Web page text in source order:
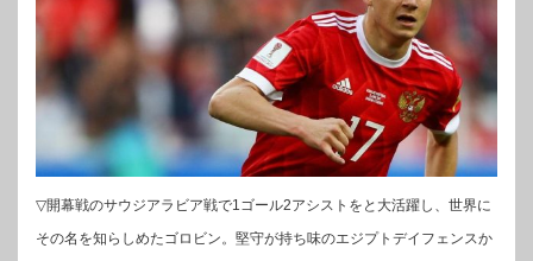
▽開幕戦のサウジアラビア戦で1ゴール2アシストをと大活躍し、世界に
その名を知らしめたゴロビン。堅守が持ち味のエジプトデイフェンスか